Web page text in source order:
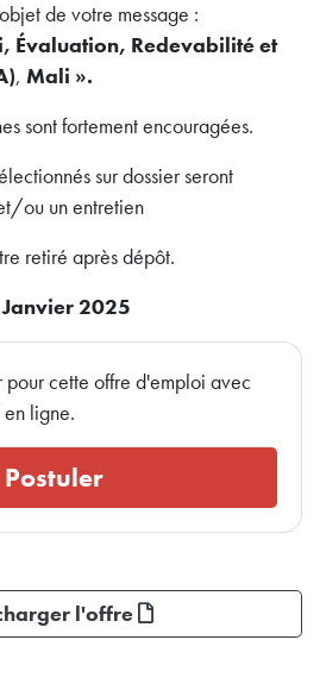
de votre message :
Évaluation, Redevabilité et
, Mali ».
sont fortement encouragées.
sur dossier seront
ou un entretien
retiré après dépôt.
2025
pour cette offre d'emploi avec
ligne.
Postuler
l'offre